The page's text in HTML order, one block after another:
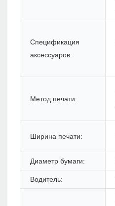
Спецификация
аксессуаров:
Метод печати:
Ширина печати:
Диаметр бумаги:
Водитель: